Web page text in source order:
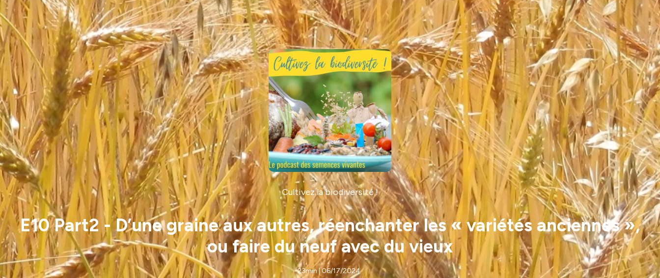
Cultivez la biodiversité !
E10 Part2 - D’une graine aux autres, réenchanter les « variétés anciennes »,
ou faire du neuf avec du vieux
23min | 06/17/2024